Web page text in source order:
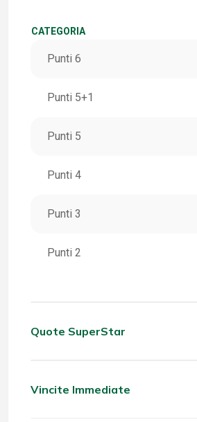
CATEGORIA
Punti 6
Punti 5+1
Punti 5
Punti 4
Punti 3
Punti 2
Quote SuperStar
5 Stella
Vincite Immediate